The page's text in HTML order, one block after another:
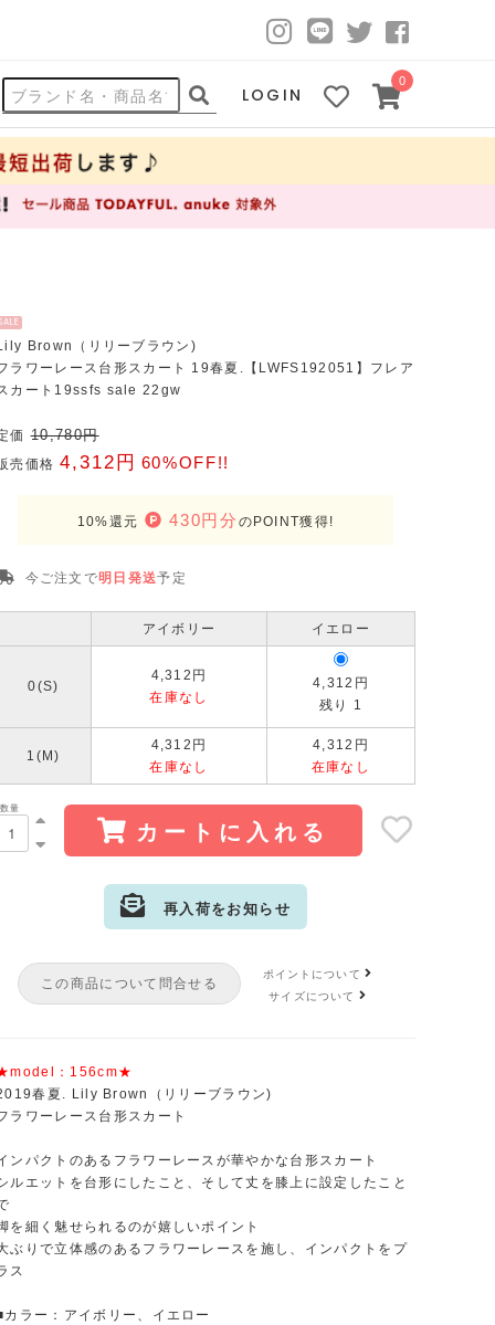
LOGIN
0
Brown（リリーブラウン)
ラワーレース台形スカート 19春夏.【LWFS192051】フレア
カート19ssfs sale 22gw
価 10,780円
売価格 4,312円 60%OFF!!
10%還元 430円分 のPOINT獲得!
今ご注文で明日発送予定
アイボリー イエロー
0(S)
4,312円
在庫なし
4,312円
残り 1
1(M)
4,312円
在庫なし
4,312円
在庫なし
数量
カートに入れる
再入荷をお知らせ
サイズ:1(M) カラー: アイボリー
この商品について問合せる
ポイントについて
サイズについて
：156cm★
春夏. Lily Brown（リリーブラウン)
ラワーレース台形スカート
ンパクトのあるフラワーレースが華やかな台形スカート
ルエットを台形にしたこと、そして丈を膝上に設定したこと
を細く魅せられるのが嬉しいポイント
ぶりで立体感のあるフラワーレースを施し、インパクトをプ
ス
カラー：アイボリー、イエロー